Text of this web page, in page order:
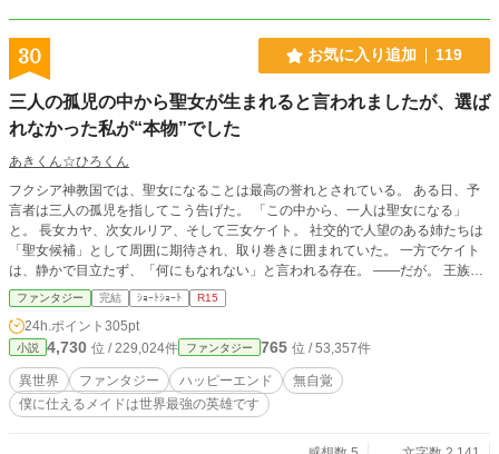
のコメディです。 ※表紙画像は色々悩んで取り下げました
30 お気に入り追加 119
三人の孤児の中から聖女が生まれると言われましたが、選ば
れなかった私が“本物”でした
あきくん☆ひろくん
フクシア神教国では、聖女になることは最高の誉れとされている。 ある日、予
言者は三人の孤児を指してこう告げた。 「この中から、一人は聖女になる」
と。 長女カヤ、次女ルリア、そして三女ケイト。 社交的で人望のある姉たちは
「聖女候補」として周囲に期待され、取り巻きに囲まれていた。 一方でケイト
は、静かで目立たず、「何にもなれない」と言われる存在。 ――だが。 王族が
倒れ、教会の治癒でも救えない絶望の中。 誰にも期待されていなかった少女
が、ただ「助かってほしい」と願った瞬間――奇跡は起きた。 その日、教会
は“本物”を見つける。 そして少女は、まだその意味も知らないまま、聖女として
迎えられることになる。 これは、誰にも選ばれなかった少女が、神に選ばれる
までの物語。
ファンタジー 完結 ｼｮｰﾄｼｮｰﾄ R15
24h.ポイント 305pt
小説 4,730 位 / 229,024件 ファンタジー 765 位 / 53,357件
異世界 ファンタジー ハッピーエンド
無自覚
僕に仕えるメイドは世界最強の英雄です